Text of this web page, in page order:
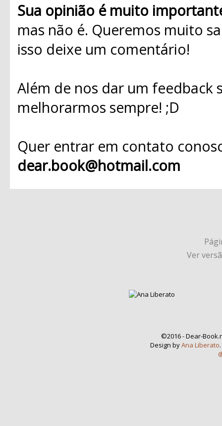
Sua opinião é muito
mas não é. Queremos muito
isso deixe um comentário!
Além de nos dar um
melhorarmos sempre! ;D
Quer entrar em contato
dear.book@hotmail.com
Ver
©2016 - Dear-
Design byAna Liberato